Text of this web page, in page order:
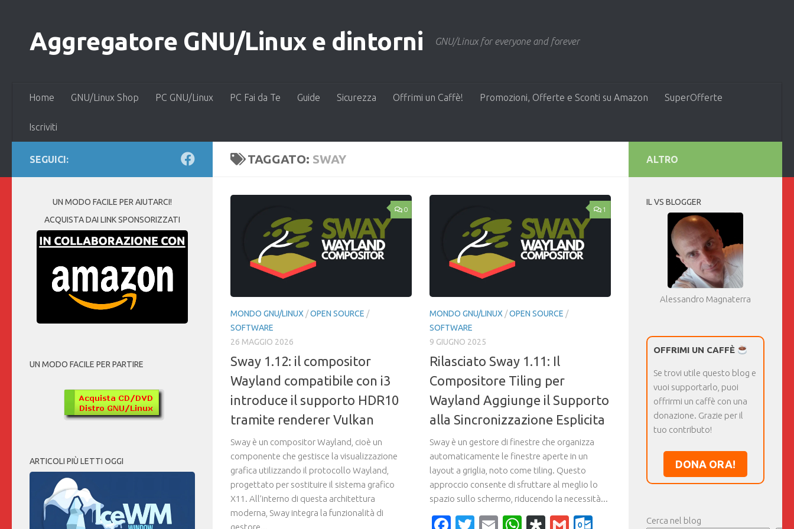
Aggregatore GNU/Linux e dintorni GNU/Linux for everyone and forever
Home GNU/Linux Shop PC GNU/Linux PC Fai da Te Guide Sicurezza Offrimi un Caffè! Promozioni, Offerte e Sconti su Amazon SuperOfferte
Iscriviti
TAGGATO: SWAY
0
MONDO GNU/LINUX /OPEN SOURCE /
SOFTWARE
26 MAGGIO 2026
Sway 1.12: il compositor
Wayland compatibile con i3
introduce il supporto HDR10
tramite renderer Vulkan
Sway è un compositor Wayland, cioè un
componente che gestisce la visualizzazione
grafica utilizzando il protocollo Wayland,
progettato per sostituire il sistema grafico
X11. All’interno di questa architettura
moderna, Sway integra la funzionalità di
gestore...
1
MONDO GNU/LINUX /OPEN SOURCE /
SOFTWARE
9 GIUGNO 2025
Rilasciato Sway 1.11: Il
Compositore Tiling per
Wayland Aggiunge il Supporto
alla Sincronizzazione Esplicita
Sway è un gestore di finestre che organizza
automaticamente le finestre aperte in un
layout a griglia, noto come tiling. Questo
approccio consente di sfruttare al meglio lo
spazio sullo schermo, riducendo la necessità...
SEGUICI:
UN MODO FACILE PER AIUTARCI!
ACQUISTA DAI LINK SPONSORIZZATI
UN MODO FACILE PER PARTIRE
ARTICOLI PIÙ LETTI OGGI
ALTRO
IL VS BLOGGER
Alessandro Magnaterra
OFFRIMI UN CAFFÈ
Se trovi utile questo blog e
vuoi supportarlo, puoi
offrirmi un caffè con una
donazione. Grazie per il
tuo contributo!
DONA ORA!
Cerca nel blog